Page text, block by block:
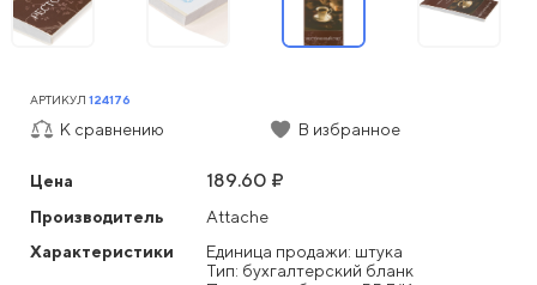
Цена 189.60 ₽
Производитель
Attache
Характеристики
Единица продажи: штука
Тип: бухгалтерский бланк
АРТИКУЛ 124176
К сравнению В избранное